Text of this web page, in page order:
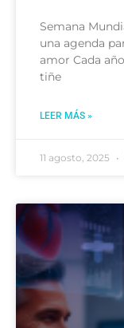
Semana
una agenda
amor Cada
tiñe
LEER MÁS »
11 agosto, 2025